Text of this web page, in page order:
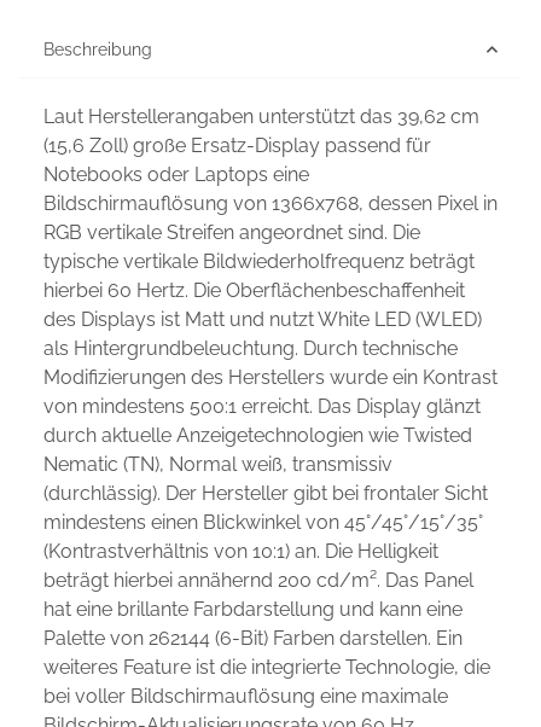
Beschreibung
Laut Herstellerangaben unterstützt das 39,62 cm
(15,6 Zoll) große Ersatz-Display passend für
Notebooks oder Laptops eine
Bildschirmauflösung von 1366x768, dessen Pixel in
RGB vertikale Streifen angeordnet sind. Die
typische vertikale Bildwiederholfrequenz beträgt
hierbei 60 Hertz. Die Oberflächenbeschaffenheit
des Displays ist Matt und nutzt White LED (WLED)
als Hintergrundbeleuchtung. Durch technische
Modifizierungen des Herstellers wurde ein Kontrast
von mindestens 500:1 erreicht. Das Display glänzt
durch aktuelle Anzeigetechnologien wie Twisted
Nematic (TN), Normal weiß, transmissiv
(durchlässig). Der Hersteller gibt bei frontaler Sicht
mindestens einen Blickwinkel von 45°/45°/15°/35°
(Kontrastverhältnis von 10:1) an. Die Helligkeit
beträgt hierbei annähernd 200 cd/m². Das Panel
hat eine brillante Farbdarstellung und kann eine
Palette von 262144 (6-Bit) Farben darstellen. Ein
weiteres Feature ist die integrierte Technologie, die
bei voller Bildschirmauflösung eine maximale